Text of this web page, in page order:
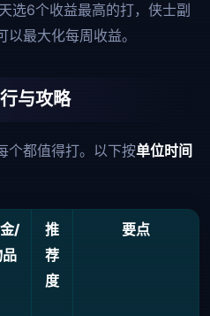
选6个收益最高的打，侠士副
最大化每周收益。
与攻略
个都值得打。以下按单位时间
/
推
荐
度
要点